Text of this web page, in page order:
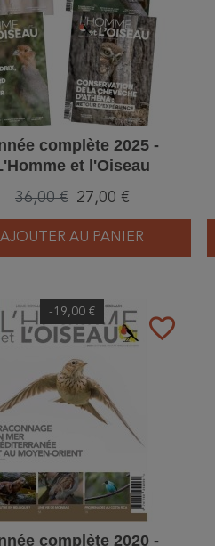
complète 2025 -
et l'Oiseau
36,00 € 27,00 €
AJOUTER AU PANIER
favorite_border
-19,00 €
complète 2020 -